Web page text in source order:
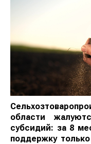
области
субсидий: за 8
поддержку